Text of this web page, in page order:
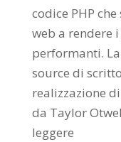
codice PHP
web a rendere
performanti.
source di
realizzazione
da Taylor
leggere